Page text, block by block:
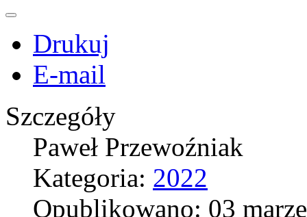
Drukuj
E-mail
Szczegóły
Paweł Przewoźniak
Kategoria: 2022
Opublikowano: 03